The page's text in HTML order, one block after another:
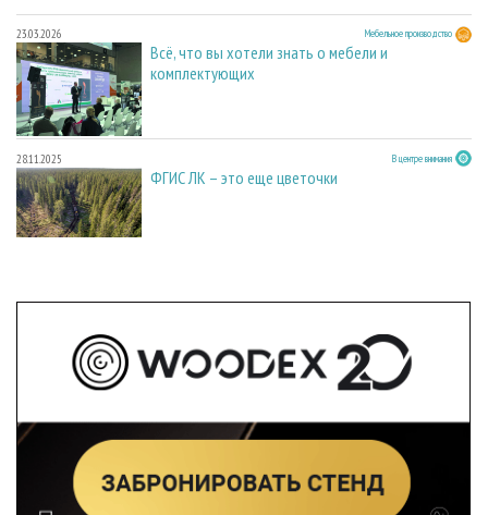
23.03.2026 Мебельное производство
Всё, что вы хотели знать о мебели и
комплектующих
28.11.2025 В центре внимания
ФГИС ЛК – это еще цветочки